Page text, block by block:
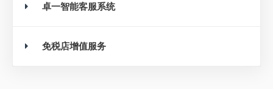
卓一智能客服系统
免税店增值服务